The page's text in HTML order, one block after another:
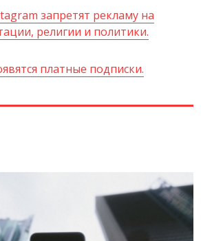
запретят рекламу на
религии и политики.
платные подписки.